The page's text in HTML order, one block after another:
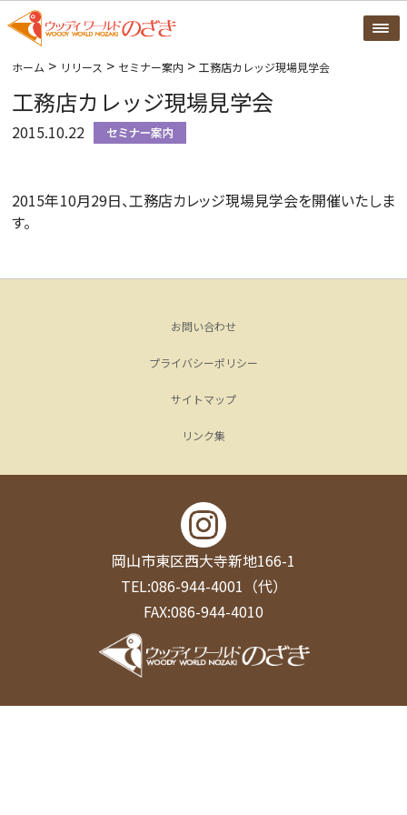
ホーム > リリース > セミナー案内 >工務店カレッジ現場見学会
工務店カレッジ現場見学会
2015.10.22
2015年10月29日、工務店カレッジ現場見学会を開催いたしま
す。
お問い合わせ
プライバシーポリシー
サイトマップ
リンク集
岡山市東区西大寺新地166-1
TEL:086-944-4001（代）
FAX:086-944-4010